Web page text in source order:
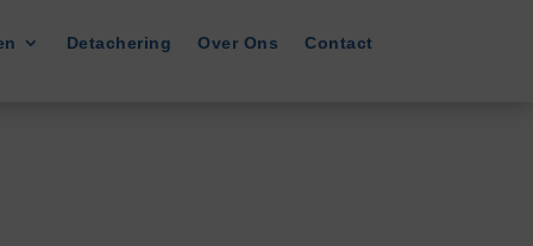
Detachering Over Ons Contact